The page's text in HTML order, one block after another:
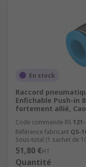
En stock
Raccord
Enfichable Push-in
fortement allié,
Code commande RS
Référence fabricant QS-
Sous-total (1 sachet de
51,80 €HT
Quantité